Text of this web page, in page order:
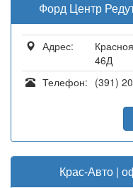
Форд Центр
Адрес:
46Д
Телефон: (391)
Крас-Авто |